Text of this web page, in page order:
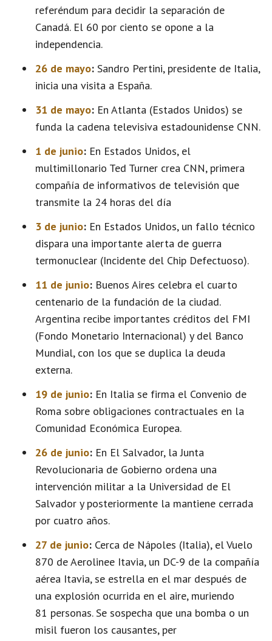
referéndum para decidir la separación de
Canadá. El 60 por ciento se opone a la
independencia.
26 de mayo: Sandro Pertini, presidente de Italia,
inicia una visita a España.
31 de mayo: En Atlanta (Estados Unidos) se
funda la cadena televisiva estadounidense CNN.
1 de junio: En Estados Unidos, el
multimillonario Ted Turner crea CNN, primera
compañía de informativos de televisión que
transmite la 24 horas del día
3 de junio: En Estados Unidos, un fallo técnico
dispara una importante alerta de guerra
termonuclear (Incidente del Chip Defectuoso).
11 de junio: Buenos Aires celebra el cuarto
centenario de la fundación de la ciudad.
Argentina recibe importantes créditos del FMI
(Fondo Monetario Internacional) y del Banco
Mundial, con los que se duplica la deuda
externa.
19 de junio: En Italia se firma el Convenio de
Roma sobre obligaciones contractuales en la
Comunidad Económica Europea.
26 de junio: En El Salvador, la Junta
Revolucionaria de Gobierno ordena una
intervención militar a la Universidad de El
Salvador y posteriormente la mantiene cerrada
por cuatro años.
27 de junio: Cerca de Nápoles (Italia), el Vuelo
870 de Aerolinee Itavia, un DC-9 de la compañía
aérea Itavia, se estrella en el mar después de
una explosión ocurrida en el aire, muriendo
81 personas. Se sospecha que una bomba o un
misil fueron los causantes, per